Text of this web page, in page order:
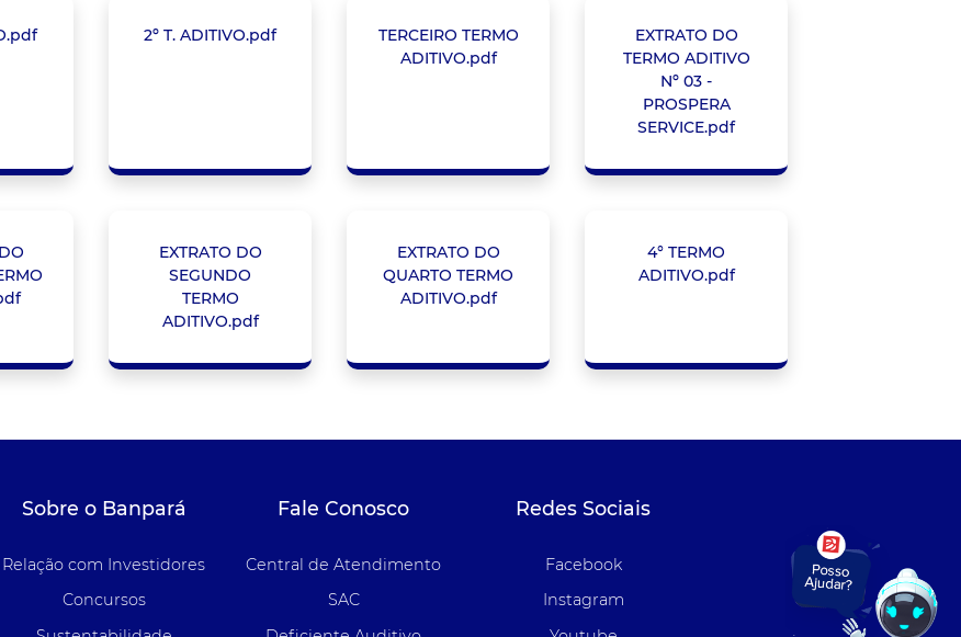
2º T. ADITIVO.pdf
TERCEIRO TERMO
ADITIVO.pdf
EXTRATO DO
TERMO ADITIVO
Nº 03 -
PROSPERA
SERVICE.pdf
EXTRATO DO
SEGUNDO
TERMO
ADITIVO.pdf
EXTRATO DO
QUARTO TERMO
ADITIVO.pdf
4° TERMO
ADITIVO.pdf
Sobre o Banpará
Relação com Investidores
Concursos
Fale Conosco
Central de Atendimento
SAC
Redes Sociais
Facebook
Instagram